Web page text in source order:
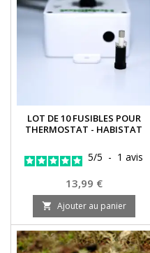
LOT DE 10 FUSIBLES POUR
THERMOSTAT - HABISTAT
5/5 - 1 avis
Prix
13,99 €
 Ajouter au panier